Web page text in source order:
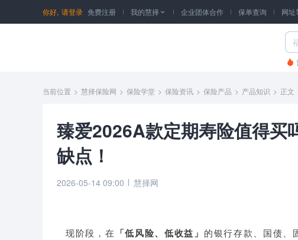
你好, 请登录 免费注册 我的慧择  企业团体合作 保单查询 网址
当前位置 > 慧择保险网 > 保险学堂 > 保险资讯 > 保险产品 > 产品知识 > 正文
臻爱2026A款定期寿险值得买
缺点！
2026-05-14 09:00 慧择网
现阶段，在 「低风险、低收益」 的银行存款、国债、